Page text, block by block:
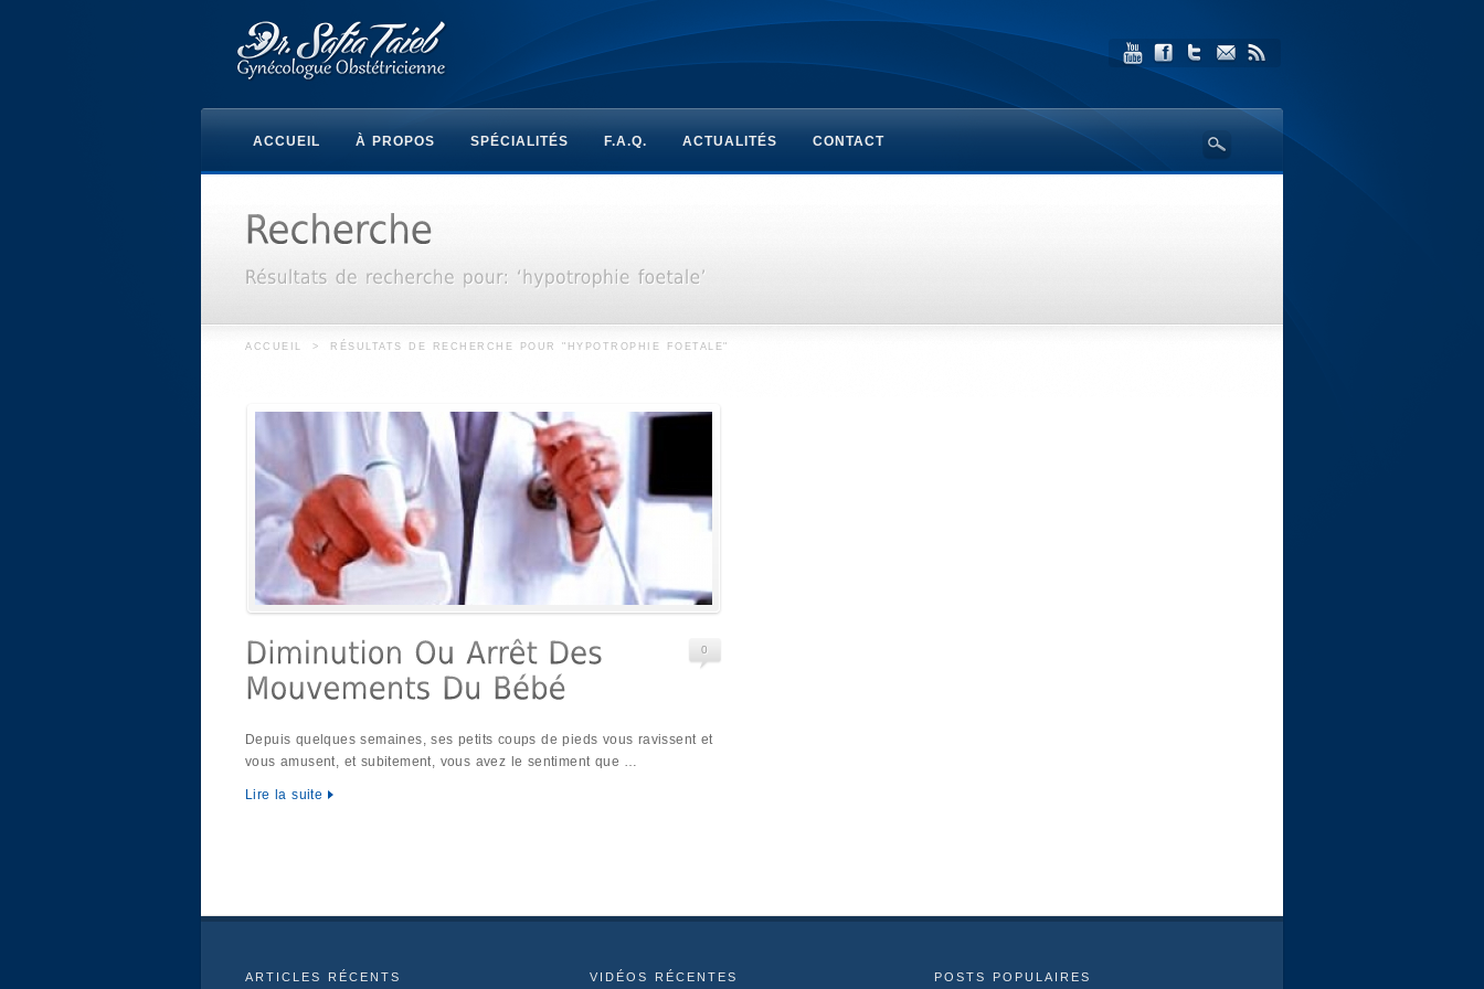
ACCUEIL À PROPOS SPÉCIALITÉS F.A.Q. ACTUALITÉS CONTACT
ACCUEIL > RÉSULTATS DE RECHERCHE POUR "HYPOTROPHIE FOETALE"
0
Depuis quelques semaines, ses petits coups de pieds vous ravissent et
vous amusent, et subitement, vous avez le sentiment que …
Lire la suite
ARTICLES RÉCENTS VIDÉOS RÉCENTES POSTS POPULAIRES